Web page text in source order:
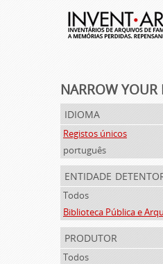
NARROW YOUR
idioma
Registos únicos
português
entidade
Todos
produtor
Todos